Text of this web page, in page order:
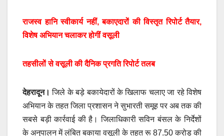
राजस्व हानि स्वीकार्य नहीं, बकाएदारों की विस्तृत रिपोर्ट तैयार,
विशेष अभियान चलाकर होगीं वसूली
तहसीलों से वसूली की दैनिक प्रगति रिपोर्ट तलब
देहरादून। जिले के बड़े बकायेदारों के खिलाफ चलाए जा रहे विशेष
अभियान के तहत जिला प्रशासन ने सुभारती समूह पर अब तक की
सबसे बड़ी कार्रवाई की है। जिलाधिकारी सविन बंसल के निर्देशों
के अनुपालन में लंबित बकाया वसूली के तहत रू 87.50 करोड़ की